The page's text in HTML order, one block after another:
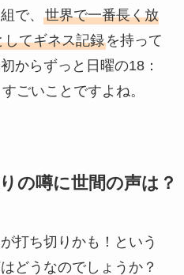
で、 世界で一番長く放
てギネス記録を持って
からずっと日曜の18：
ごいことですよね。
の噂に世間の声は？
打ち切りかも！という
どうなのでしょうか？